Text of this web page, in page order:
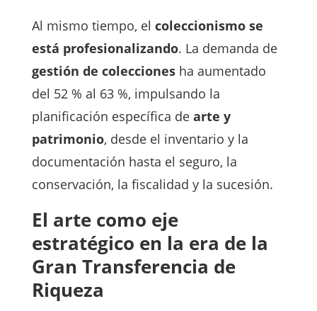
Al mismo tiempo, el coleccionismo se
está profesionalizando. La demanda de
gestión de coleccionesha aumentado
del 52 % al 63 %, impulsando la
planificación específica de arte y
patrimonio, desde el inventario y la
documentación hasta el seguro, la
conservación, la fiscalidad y la sucesión.
El arte como eje
estratégico en la era de la
Gran Transferencia de
Riqueza